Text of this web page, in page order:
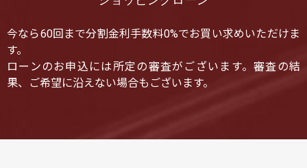
今なら60回まで分割金利手数料0%でお買い求めいただけま
す。
ローンのお申込には所定の審査がございます。審査の結
果、ご希望に沿えない場合もございます。